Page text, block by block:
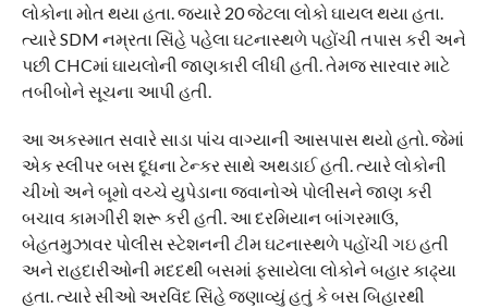
લોકોના મોત થયા હતા. જ્યારે 20 જેટલા લોકો ઘાયલ થયા હતા.
ત્યારે SDM નમ્રતા સિંહે પહેલા ઘટનાસ્થળે પહોંચી તપાસ કરી અને
પછી CHCમાં ઘાયલોની જાણકારી લીધી હતી. તેમજ સારવાર માટે
તબીબોને સૂચના આપી હતી.
આ અકસ્માત સવારે સાડા પાંચ વાગ્યાની આસપાસ થયો હતો. જેમાં
એક સ્લીપર બસ દૂધના ટેન્કર સાથે અથડાઈ હતી. ત્યારે લોકોની
ચીખો અને બૂમો વચ્ચે યુપેડાના જવાનોએ પોલીસને જાણ કરી
બચાવ કામગીરી શરૂ કરી હતી. આ દરમિયાન બાંગરમાઉ,
બેહતમુઝાવર પોલીસ સ્ટેશનની ટીમ ઘટનાસ્થળે પહોંચી ગઇ હતી
અને રાહદારીઓની મદદથી બસમાં ફસાયેલા લોકોને બહાર કાઢ્યા
હતા. ત્યારે સીઓ અરવિંદ સિંહે જણાવ્યું હતું કે બસ બિહારથી